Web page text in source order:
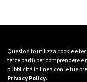
Questo sito utilizza cookie e
terze parti) per comprendere
pubblicità in linea con le tue
Privacy Policy.